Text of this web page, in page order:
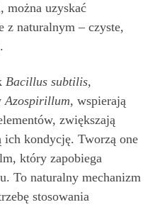
można uzyskać
z naturalnym – czyste,
Bacillus subtilis,
Azospirillum, wspierają
zwiększają
kondycję. Tworzą one
który zapobiega
To naturalny mechanizm
stosowania